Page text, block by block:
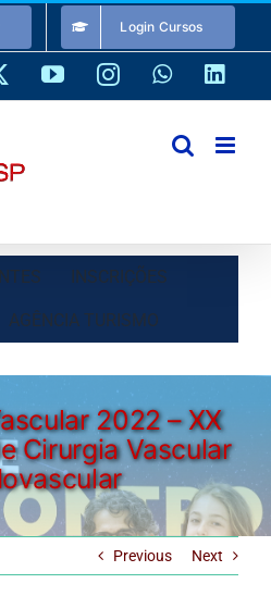
Login Cursos
YouTubeInstagramWhatsApp
INSCRIÇÕES
AGÊNCIA TURISMO
2022 – XX
Cirurgia Vascular
Previous Next